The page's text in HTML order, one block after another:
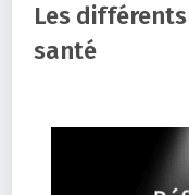
Les
santé